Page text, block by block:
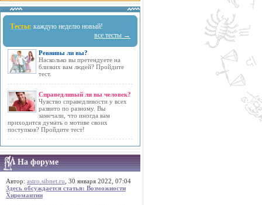
Тесты: каждую неделю новый!
все тесты →
Ревнивы ли вы?
Насколько вы претендуете на
близких вам людей? Пройдите
тест.
Справедливый ли вы человек?
Чувство справедливости у всех
развито по разному. Вы
замечали, что иногда вам
приходится думать о мотиве своих
поступков? Пройдите тест!
На форуме
Автор: astro.sibnet.ru , 30 января 2022, 07:04
Здесь обсуждается статья: Возможности
Хиромантии